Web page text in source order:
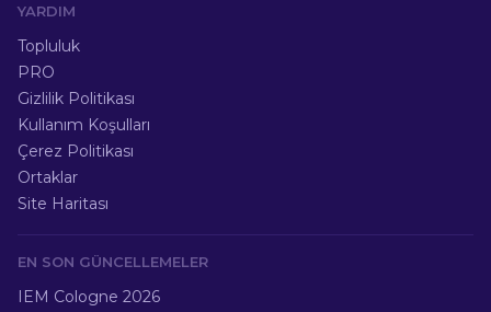
YARDIM
Topluluk
PRO
Gizlilik Politikası
Kullanım Koşulları
Çerez Politikası
Ortaklar
Site Haritası
EN SON GÜNCELLEMELER
IEM Cologne 2026